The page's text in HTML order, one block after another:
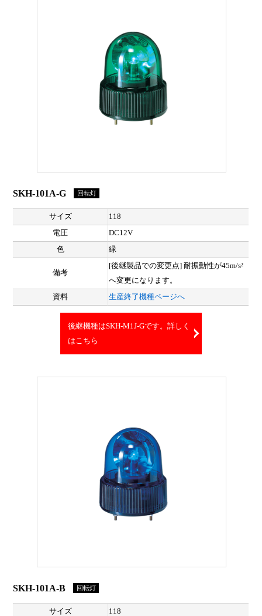
SKH-101A-G 回転灯
サイズ
118
電圧
DC12V
色
緑
備考
[後継製品での変更点] 耐振動性が45m/s²
へ変更になります。
資料
生産終了機種ページへ
後継機種はSKH-M1J-Gです。詳しく
はこちら
SKH-101A-B 回転灯
サイズ
118